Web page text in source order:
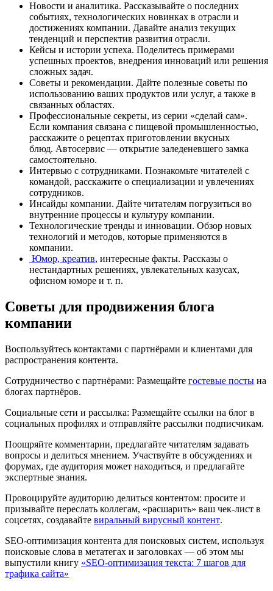
Новости и аналитика. Рассказывайте о последних
событиях, технологических новинках в отрасли и
достижениях компании. Давайте анализ текущих
тенденций и перспектив развития отрасли.
Кейсы и истории успеха. Поделитесь примерами
успешных проектов, внедрения инноваций или решения
сложных задач.
Советы и рекомендации. Дайте полезные советы по
использованию ваших продуктов или услуг, а также в
связанных областях.
Профессиональные секреты, из серии «сделай сам».
Если компания связана с пищевой промышленностью,
расскажите о рецептах приготовлении вкусных
блюд. Автосервис — открытие заледеневшего замка
самостоятельно.
Интервью с сотрудниками. Познакомьте читателей с
командой, расскажите о специализации и увлечениях
сотрудников.
Инсайды компании. Дайте читателям погрузиться во
внутренние процессы и культуру компании.
Технологические тренды и инновации. Обзор новых
технологий и методов, которые применяются в
компании.
Юмор, креатив, интересные факты. Рассказы о
нестандартных решениях, увлекательных казусах,
офисном юморе и т. п.
Советы для продвижения блога
компании
Воспользуйтесь контактами с партнёрами и клиентами для
распространения контента.
Сотрудничество с партнёрами: Размещайте гостевые посты на
блогах партнёров.
Социальные сети и рассылка: Размещайте ссылки на блог в
социальных профилях и отправляйте рассылки подписчикам.
Поощряйте комментарии, предлагайте читателям задавать
вопросы и делиться мнением. Участвуйте в обсуждениях и
форумах, где аудитория может находиться, и предлагайте
экспертные знания.
Провоцируйте аудиторию делиться контентом: просите и
призывайте переслать коллегам, «расшарить» ваш чек‑лист в
соцсетях, создавайте виральный вирусный контент.
SEO-оптимизация контента для поисковых систем, используя
поисковые слова в метатегах и заголовках — об этом мы
выпустили книгу «SEO-оптимизация текста: 7 шагов для
трафика сайта»